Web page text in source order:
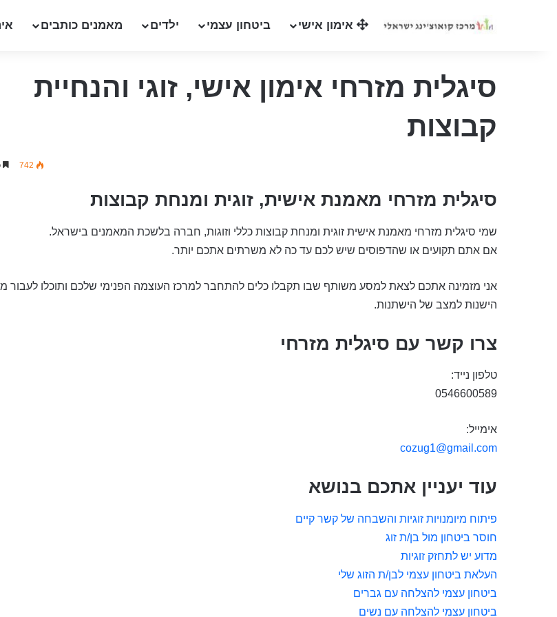
אימון אישי ביטחון עצמי ילדים מאמנים כותבים
סיגלית מזרחי אימון אישי, זוגי והנחיית
קבוצות
742
סיגלית מזרחי מאמנת אישית, זוגית ומנחת קבוצות
שמי סיגלית מזרחי מאמנת אישית זוגית ומנחת קבוצות כללי וזוגות, חברה בלשכת המאמנים בישראל.
אם אתם תקועים או שהדפוסים שיש לכם עד כה לא משרתים אתכם יותר.
אני מזמינה אתכם לצאת למסע משותף שבו תקבלו כלים להתחבר למרכז העוצמה הפנימי שלכם ותוכלו לעבור
הישנות למצב של הישתנות.
צרו קשר עם סיגלית מזרחי
טלפון נייד:
0546600589
אימייל:
cozug1@gmail.com
עוד יעניין אתכם בנושא
פיתוח מיומנויות זוגיות והשבחה של קשר קיים
חוסר ביטחון מול בן/ת זוג
מדוע יש לתחזק זוגיות
העלאת ביטחון עצמי לבן/ת הזוג שלי
ביטחון עצמי להצלחה עם גברים
ביטחון עצמי להצלחה עם נשים